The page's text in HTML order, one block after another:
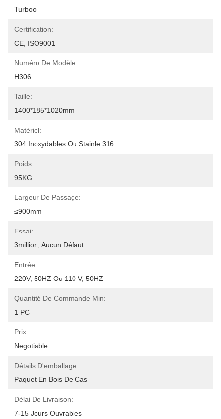
Turboo
Certification:
CE, ISO9001
Numéro De Modèle:
H306
Taille:
1400*185*1020mm
Matériel:
304 Inoxydables Ou Stainle 316
Poids:
95KG
Largeur De Passage:
≤900mm
Essai:
3million, Aucun Défaut
Entrée:
220V, 50HZ Ou 110 V, 50HZ
Quantité De Commande Min:
1 PC
Prix:
Negotiable
Détails D'emballage:
Paquet En Bois De Cas
Délai De Livraison:
7-15 Jours Ouvrables